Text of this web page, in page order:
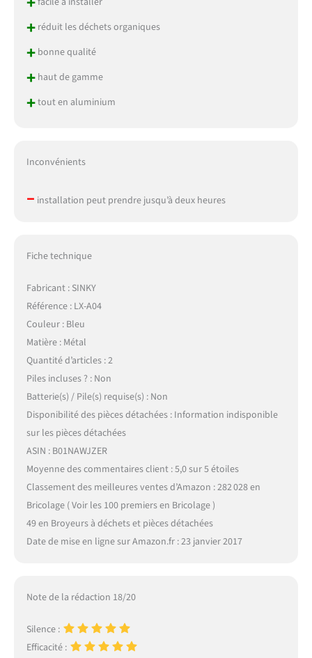
+réduit les déchets organiques
+bonne qualité
+haut de gamme
+tout en aluminium
Inconvénients
– installation peut prendre jusqu’à deux heures
Fiche technique
Fabricant : SINKY
Référence : LX-A04
Couleur : Bleu
Matière : Métal
Quantité d’articles : 2
Piles incluses ? : Non
Batterie(s) / Pile(s) requise(s) : Non
Disponibilité des pièces détachées : Information indisponible
sur les pièces détachées
ASIN : B01NAWJZER
Moyenne des commentaires client : 5,0 sur 5 étoiles
Classement des meilleures ventes d’Amazon : 282 028 en
Bricolage ( Voir les 100 premiers en Bricolage )
49 en Broyeurs à déchets et pièces détachées
Date de mise en ligne sur Amazon.fr : 23 janvier 2017
Note de la rédaction 18/20
Silence :
Efficacité :